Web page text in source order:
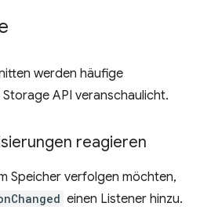
werden häufige
API veranschaulicht.
reagieren
Speicher verfolgen möchten,
einen Listener hinzu.